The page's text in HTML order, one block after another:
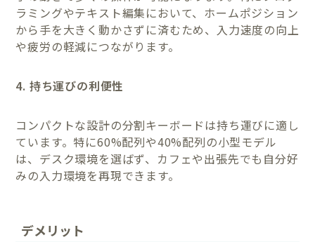
ラミングやテキスト編集において、ホームポジション
から手を大きく動かさずに済むため、入力速度の向上
や疲労の軽減につながります。
4. 持ち運びの利便性
コンパクトな設計の分割キーボードは持ち運びに適し
ています。特に60%配列や40%配列の小型モデル
は、デスク環境を選ばず、カフェや出張先でも自分好
みの入力環境を再現できます。
デメリット